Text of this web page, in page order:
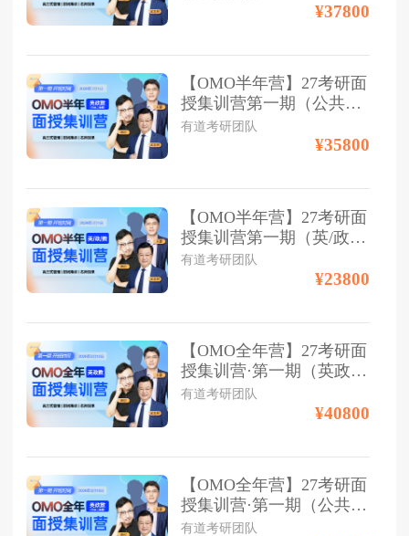
¥37800
【OMO半年营】27考研面
授集训营第一期（公共课
双科）
有道考研团队
¥35800
【OMO半年营】27考研面
授集训营第一期（英/政/
数单科）
有道考研团队
¥23800
【OMO全年营】27考研面
授集训营·第一期（英政
数）
有道考研团队
¥40800
【OMO全年营】27考研面
授集训营·第一期（公共课
双科）
有道考研团队